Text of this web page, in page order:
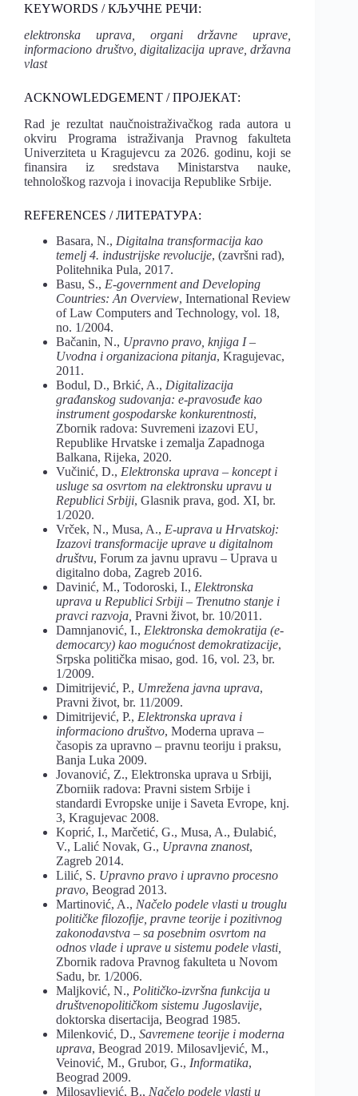
KEYWORDS / КЉУЧНЕ РЕЧИ:
elektronska uprava, organi državne uprave,
informaciono društvo, digitalizacija uprave, državna
vlast
ACKNOWLEDGEMENT / ПРОЈЕКАТ:
Rad je rezultat naučnoistraživačkog rada autora u
okviru Programa istraživanja Pravnog fakulteta
Univerziteta u Kragujevcu za 2026. godinu, koji se
finansira iz sredstava Ministarstva nauke,
tehnološkog razvoja i inovacija Republike Srbije.
REFERENCES / ЛИТЕРАТУРA:
Basara, N., Digitalna transformacija kao
temelj 4. industrijske revolucije, (završni rad),
Politehnika Pula, 2017.
Basu, S., E-government and Developing
Countries: An Overview, International Review
of Law Computers and Technology, vol. 18,
no. 1/2004.
Bačanin, N., Upravno pravo, knjiga I –
Uvodna i organizaciona pitanja, Kragujevac,
2011.
Bodul, D., Brkić, A., Digitalizacija
građanskog sudovanja: e-pravosuđe kao
instrument gospodarske konkurentnosti,
Zbornik radova: Suvremeni izazovi EU,
Republike Hrvatske i zemalja Zapadnoga
Balkana, Rijeka, 2020.
Vučinić, D., Elektronska uprava – koncept i
usluge sa osvrtom na elektronsku upravu u
Republici Srbiji, Glasnik prava, god. XI, br.
1/2020.
Vrček, N., Musa, A., E-uprava u Hrvatskoj:
Izazovi transformacije uprave u digitalnom
društvu, Forum za javnu upravu – Uprava u
digitalno doba, Zagreb 2016.
Davinić, M., Todoroski, I., Elektronska
uprava u Republici Srbiji – Trenutno stanje i
pravci razvoja, Pravni život, br. 10/2011.
Damnjanović, I., Elektronska demokratija (e-
democarcy) kao mogućnost demokratizacije,
Srpska politička misao, god. 16, vol. 23, br.
1/2009.
Dimitrijević, P., Umrežena javna uprava,
Pravni život, br. 11/2009.
Dimitrijević, P., Elektronska uprava i
informaciono društvo, Moderna uprava –
časopis za upravno – pravnu teoriju i praksu,
Banja Luka 2009.
Jovanović, Z., Elektronska uprava u Srbiji,
Zborniik radova: Pravni sistem Srbije i
standardi Evropske unije i Saveta Evrope, knj.
3, Kragujevac 2008.
Koprić, I., Marčetić, G., Musa, A., Đulabić,
V., Lalić Novak, G., Upravna znanost,
Zagreb 2014.
Lilić, S. Upravno pravo i upravno procesno
pravo, Beograd 2013.
Martinović, A., Načelo podele vlasti u trouglu
političke filozofije, pravne teorije i pozitivnog
zakonodavstva – sa posebnim osvrtom na
odnos vlade i uprave u sistemu podele vlasti,
Zbornik radova Pravnog fakulteta u Novom
Sadu, br. 1/2006.
Maljković, N., Političko-izvršna funkcija u
društvenopolitičkom sistemu Jugoslavije,
doktorska disertacija, Beograd 1985.
Milenković, D., Savremene teorije i moderna
uprava, Beograd 2019. Milosavljević, M.,
Veinović, M., Grubor, G., Informatika,
Beograd 2009.
Milosavljević, B., Načelo podele vlasti u